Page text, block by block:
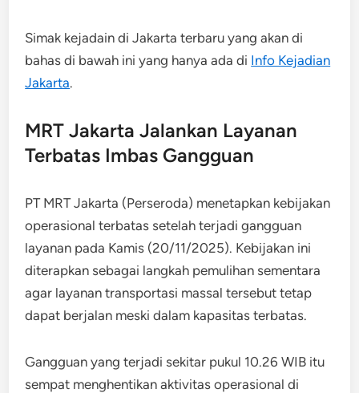
Simak kejadain di Jakarta terbaru yang akan di
bahas di bawah ini yang hanya ada di Info Kejadian
Jakarta.
MRT Jakarta Jalankan Layanan
Terbatas Imbas Gangguan
PT MRT Jakarta (Perseroda) menetapkan kebijakan
operasional terbatas setelah terjadi gangguan
layanan pada Kamis (20/11/2025). Kebijakan ini
diterapkan sebagai langkah pemulihan sementara
agar layanan transportasi massal tersebut tetap
dapat berjalan meski dalam kapasitas terbatas.
Gangguan yang terjadi sekitar pukul 10.26 WIB itu
sempat menghentikan aktivitas operasional di